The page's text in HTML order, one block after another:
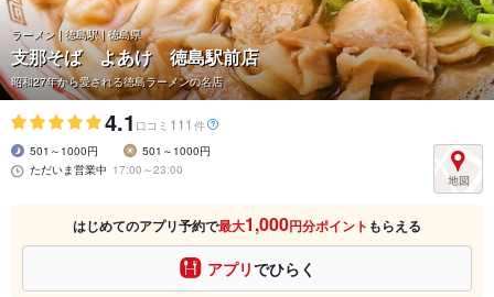
ラーメン | 徳島駅 | 徳島県
支那そば よあけ 徳島駅前店
昭和27年から愛される徳島ラーメンの名店
4.1 口コミ 111 件
501～1000円
501～1000円
ただいま営業中 17:00～23:00
はじめてのアプリ予約で最大1,000円分ポイント もらえる
アプリでひらく